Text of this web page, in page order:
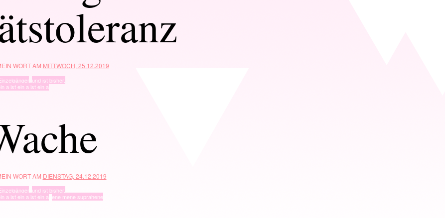
WORT AM MITTWOCH, 25.12.2019
, und ist bisher.
a ist ein a ist ein a
WORT AM DIENSTAG, 24.12.2019
, und ist bisher.
a ist ein a ist ein a,ene mene suprahene